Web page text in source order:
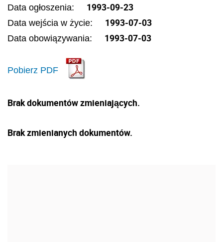
Data ogłoszenia: 1993-09-23
Data wejścia w życie: 1993-07-03
Data obowiązywania: 1993-07-03
Pobierz PDF
Brak dokumentów zmieniających.
Brak zmienianych dokumentów.